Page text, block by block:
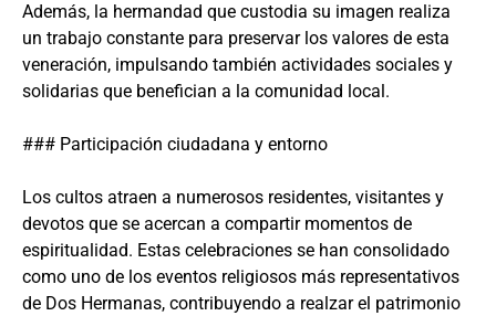
Además, la hermandad que custodia su imagen realiza
un trabajo constante para preservar los valores de esta
veneración, impulsando también actividades sociales y
solidarias que benefician a la comunidad local.
### Participación ciudadana y entorno
Los cultos atraen a numerosos residentes, visitantes y
devotos que se acercan a compartir momentos de
espiritualidad. Estas celebraciones se han consolidado
como uno de los eventos religiosos más representativos
de Dos Hermanas, contribuyendo a realzar el patrimonio